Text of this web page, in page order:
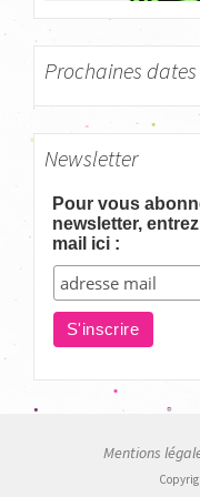
Prochaines dates
Newsletter
Pour vous
newsletter,
mail ici :
Mentions